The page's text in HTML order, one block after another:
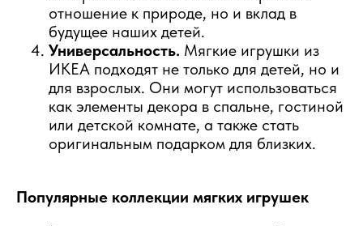
отношение к природе, но и вклад в
будущее наших детей.
Универсальность. Мягкие игрушки из
ИКЕА подходят не только для детей, но и
для взрослых. Они могут использоваться
как элементы декора в спальне, гостиной
или детской комнате, а также стать
оригинальным подарком для близких.
Популярные коллекции мягких игрушек